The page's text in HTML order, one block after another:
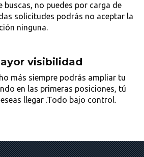
buscas, no puedes por carga de
solicitudes podrás no aceptar la
ninguna.
visibilidad
más siempre podrás ampliar tu
en las primeras posiciones, tú
llegar .Todo bajo control.